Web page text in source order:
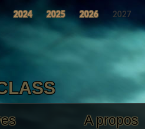
A propos
2024 2025 2026 2027